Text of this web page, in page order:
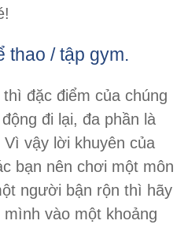
thao / tập gym.
đặc điểm của chúng
đi lại, đa phần là
vậy lời khuyên của
bạn nên chơi một môn
người bận rộn thì hãy
mình vào một khoảng